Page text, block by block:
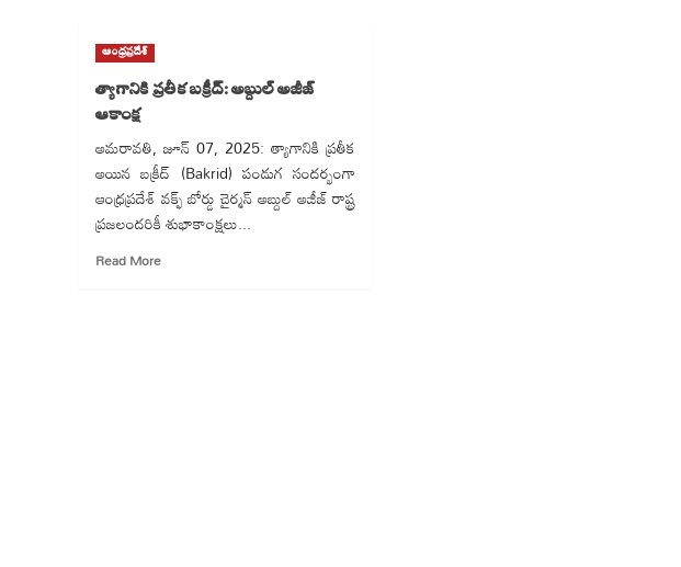
ఆంధ్రప్రదేశ్
త్యాగానికి ప్రతీక బక్రీద్: అబ్దుల్ అజీజ్
ఆకాంక్ష
అమరావతి, జూన్ 07, 2025: త్యాగానికి ప్రతీక
అయిన బక్రీద్ (Bakrid) పండుగ సందర్భంగా
ఆంధ్రప్రదేశ్ వక్ఫ్ బోర్డు చైర్మన్ అబ్దుల్ అజీజ్ రాష్ట్ర
ప్రజలందరికీ శుభాకాంక్షలు...
Read MoreRead